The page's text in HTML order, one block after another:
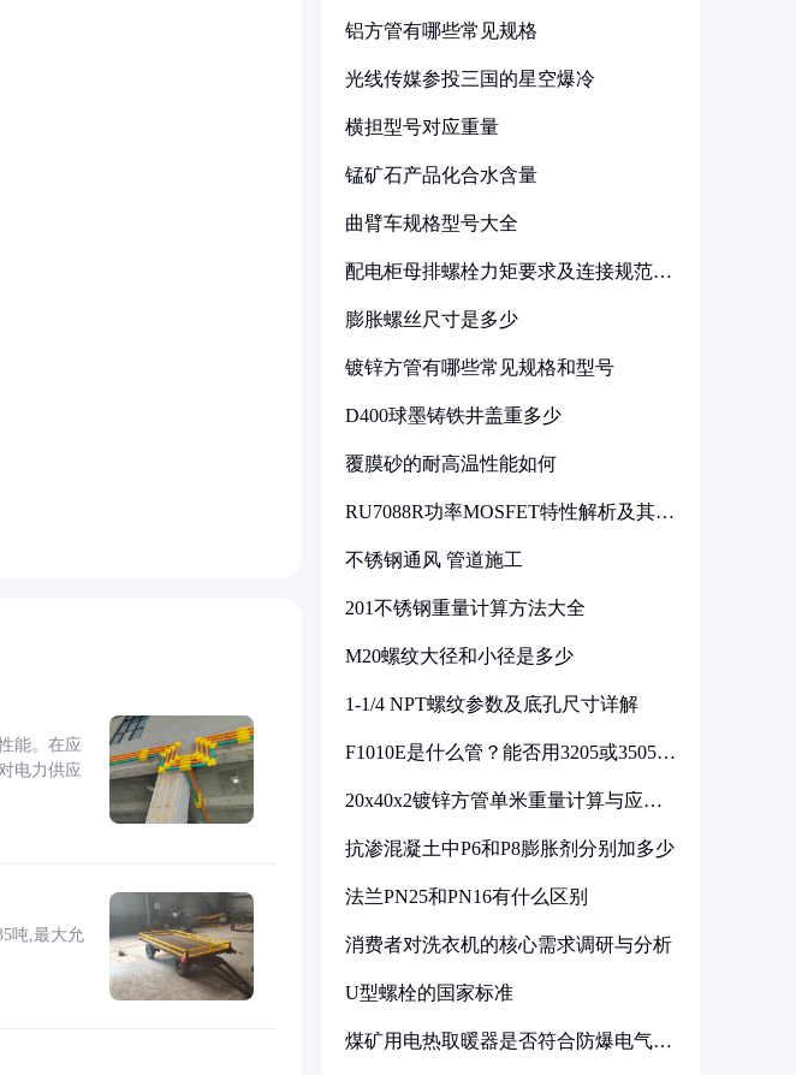
能。在应
电力供应
吨,最大允
铝方管有哪些常见规格
光线传媒参投三国的星空爆冷
横担型号对应重量
锰矿石产品化合水含量
曲臂车规格型号大全
配电柜母排螺栓力矩要求及连接规范详
膨胀螺丝尺寸是多少
镀锌方管有哪些常见规格和型号
D400球墨铸铁井盖重多少
覆膜砂的耐高温性能如何
RU7088R功率MOSFET特性解析及其在
不锈钢通风 管道施工
201不锈钢重量计算方法大全
M20螺纹大径和小径是多少
1-1/4 NPT螺纹参数及底孔尺寸详解
F1010E是什么管？能否用3205或3505代
20x40x2镀锌方管单米重量计算与应用
抗渗混凝土中P6和P8膨胀剂分别加多少
法兰PN25和PN16有什么区别
消费者对洗衣机的核心需求调研与分析
U型螺栓的国家标准
煤矿用电热取暖器是否符合防爆电气设